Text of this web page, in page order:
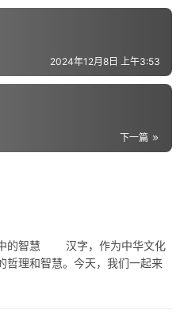
2024年12月8日 上午3:53
下一篇
的智慧 汉字，作为中华文化
哲理和智慧。今天，我们一起来